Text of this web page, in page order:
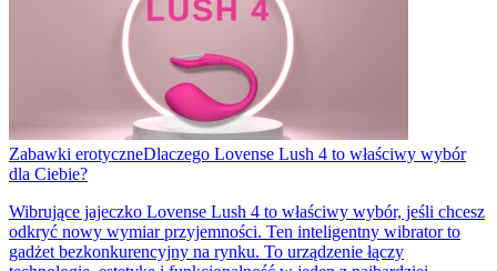
Zabawki erotyczneDlaczego Lovense Lush 4 to właściwy wybór
dla Ciebie?
Wibrujące jajeczko Lovense Lush 4 to właściwy wybór, jeśli chcesz
odkryć nowy wymiar przyjemności. Ten inteligentny wibrator to
gadżet bezkonkurencyjny na rynku. To urządzenie łączy